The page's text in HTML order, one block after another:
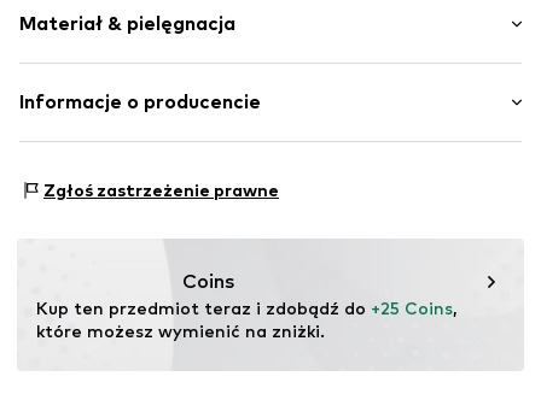
Kołnierz ze ściągaczem
Miękki w dotyku
Krój: Normalny krój
Materiał & pielęgnacja
Materiał: 95% Bawełna, 5% Elastan
Informacje o producencie
22457 Hamburg
Zgłoś zastrzeżenie prawne
Coins
Kup ten przedmiot teraz i zdobądź do +25 Coins,
które możesz wymienić na zniżki.